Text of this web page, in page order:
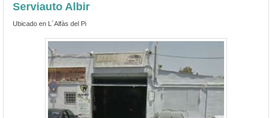
Serviauto Albir
Ubicado en L´Alfàs del Pi